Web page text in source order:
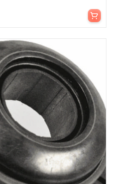
Aggiungi al carrello